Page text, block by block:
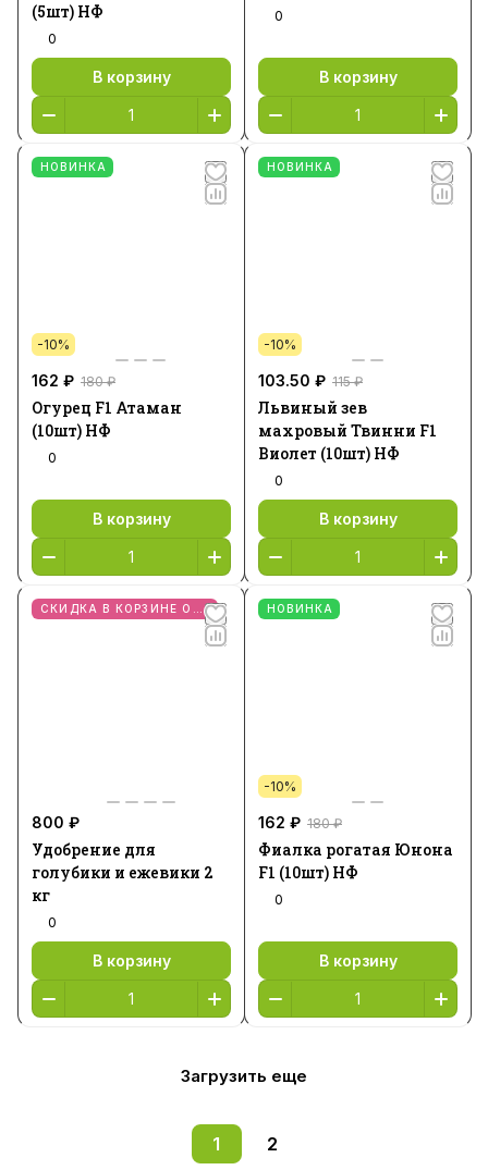
(5шт) НФ
0
В корзину
0
В корзину
НОВИНКА
-10%
162 ₽ 180 ₽
Огурец F1 Атаман
(10шт) НФ
0
В корзину
НОВИНКА
-10%
103.50 ₽ 115 ₽
Львиный зев
махровый Твинни F1
Виолет (10шт) НФ
0
В корзину
800 ₽
Удобрение для
голубики и ежевики 2
кг
0
В корзину
НОВИНКА
-10%
162 ₽ 180 ₽
Фиалка рогатая Юнона
F1 (10шт) НФ
0
В корзину
Загрузить еще
1 2